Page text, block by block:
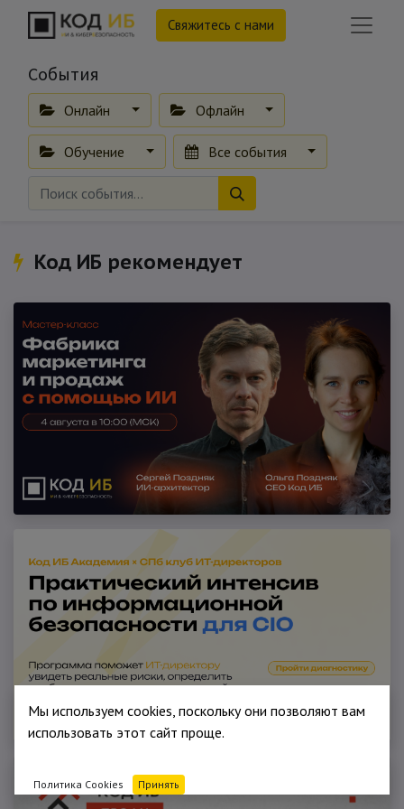
Свяжитесь с нами
События
Онлайн Офлайн
Обучение Все события
Код ИБ рекомендует
Мы используем cookies, поскольку они позволяют вам
использовать этот сайт проще.
Политика Cookies Принять